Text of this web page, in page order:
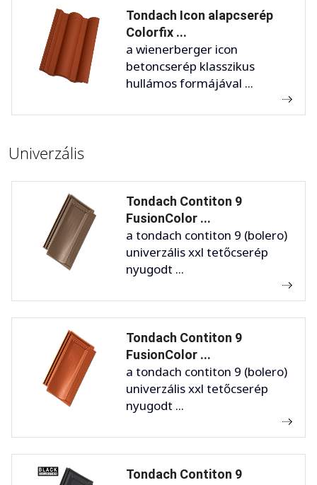
Tondach Icon alapcserép
Colorfix ...
a wienerberger icon
betoncserép klasszikus
hullámos formájával ...
Univerzális
Tondach Contiton 9
FusionColor ...
a tondach contiton 9 (bolero)
univerzális xxl tetőcserép
nyugodt ...
Tondach Contiton 9
FusionColor ...
a tondach contiton 9 (bolero)
univerzális xxl tetőcserép
nyugodt ...
Tondach Contiton 9